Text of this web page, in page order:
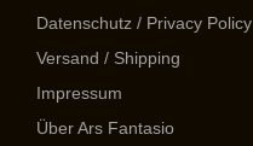
Datenschutz / Privacy Policy
Versand / Shipping
Impressum
Über Ars Fantasio